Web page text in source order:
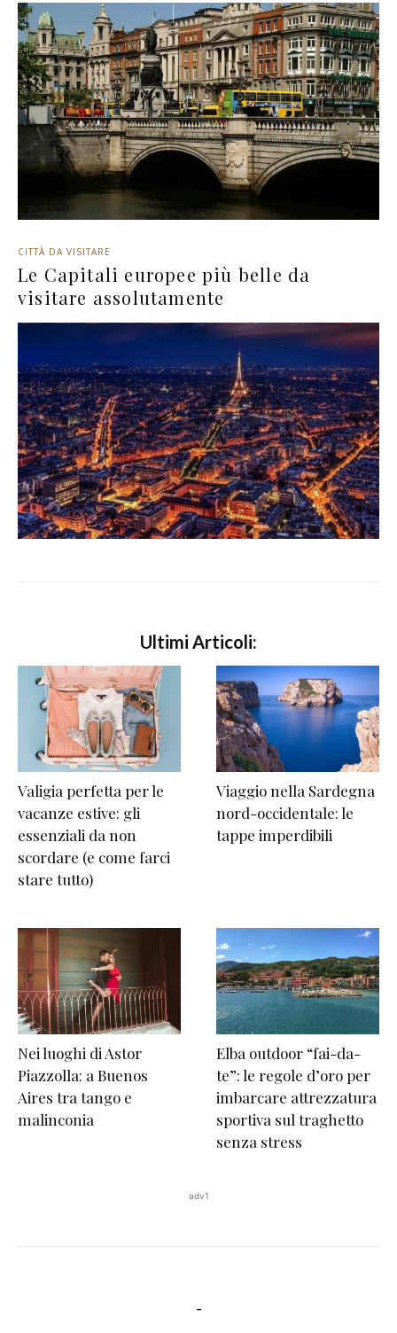
CITTÀ DA VISITARE
Le Capitali europee più belle da
visitare assolutamente
Ultimi Articoli:
Valigia perfetta per le
vacanze estive: gli
essenziali da non
scordare (e come farci
stare tutto)
Viaggio nella Sardegna
nord-occidentale: le
tappe imperdibili
Nei luoghi di Astor
Piazzolla: a Buenos
Aires tra tango e
malinconia
Elba outdoor “fai-da-
te”: le regole d’oro per
imbarcare attrezzatura
sportiva sul traghetto
senza stress
adv1
-